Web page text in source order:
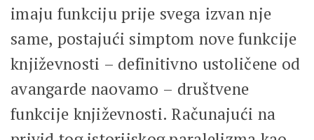
imaju funkciju prije svega izvan nje
same, postajući simptom nove funkcije
književnosti – definitivno ustoličene od
avangarde naovamo – društvene
funkcije književnosti. Računajući na